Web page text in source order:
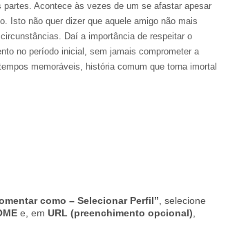
Acontece às vezes de um se afastar apesar
Isto não quer dizer que aquele amigo não mais
Daí a importância de respeitar o
no período inicial, sem jamais comprometer a
memoráveis, história comum que torna imortal
como – Selecionar Perfil”, selecione
e, em URL (preenchimento opcional),